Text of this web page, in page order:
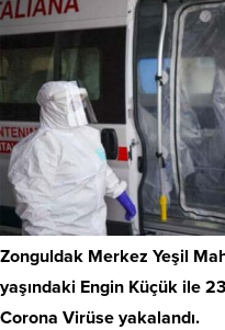
Zonguldak Merkez Yeşil
yaşındaki Engin Küçük ile
Corona Virüse yakalandı.